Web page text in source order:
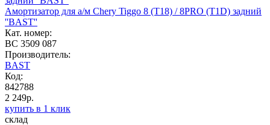
Амортизатор для а/м Chery Tiggo 8 (T18) / 8PRO (T1D) задний
''BAST''
Кат. номер:
BC 3509 087
Производитель:
BAST
Код:
842788
2 249р.
купить в 1 клик
склад